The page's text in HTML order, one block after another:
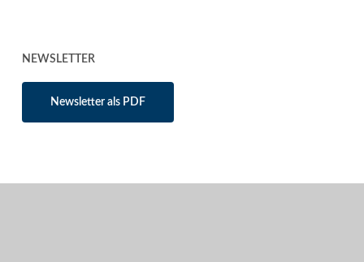
NEWSLETTER
Newsletter als PDF